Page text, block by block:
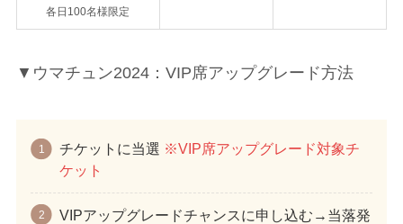
各日100名様限定
▼ウマチュン2024：VIP席アップグレード方法
チケットに当選 ※VIP席アップグレード対象チ
ケット
VIPアップグレードチャンスに申し込む→当落発